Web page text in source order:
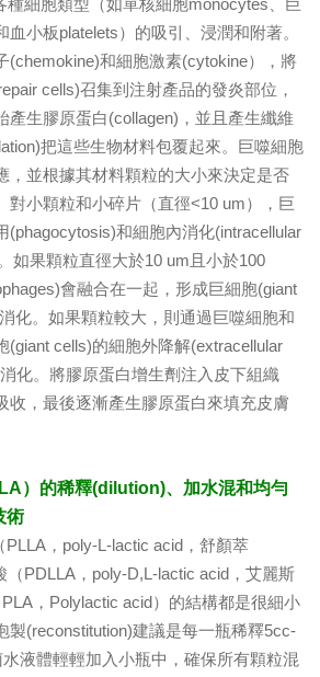
種細胞類型（如單核細胞monocytes、巨
小板platelets）的吸引、浸潤和附著。
(chemokine)和細胞激素(cytokine），將
cells)召集到注射產品的發炎部位，
產生膠原蛋白(collagen)，並且產生纖維
把這些生物材料包覆起來。巨噬細胞
，並根據其材料顆粒的大小來決定是否
對小顆粒和小碎片（直徑<10 um），巨
(phagocytosis)和細胞內消化(intracellular
如果顆粒直徑大於10 um且小於100
會融合在一起，形成巨細胞(giant
化。如果顆粒較大，則通過巨噬細胞和
(giant cells)的細胞外降解(extracellular
化。將膠原蛋白增生劑注入皮下組織
收，最後逐漸產生膠原蛋白來填充皮膚
）的稀釋(dilution)、加水混和均勻
術
，poly-L-lactic acid，舒顏萃
（PDLLA，poly-D,L-lactic acid，艾麗斯
，Polylactic acid）的結構都是很細小
製(reconstitution)建議是每一瓶稀釋5cc-
液體輕輕加入小瓶中，確保所有顆粒混